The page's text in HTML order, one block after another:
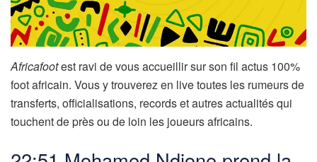
Africafootest ravi de vous accueillir sur son fil actus 100%
foot africain. Vous y trouverez en live toutes les rumeurs de
transferts, officialisations, records et autres actualités qui
touchent de près ou de loin les joueurs africains.